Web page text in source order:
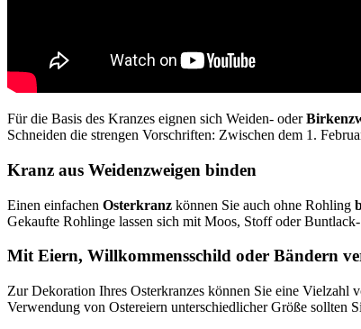
Für die Basis des Kranzes eignen sich Weiden- oder
Schneiden die strengen Vorschriften: Zwischen dem 1.
Kranz aus Weidenzweigen binden
Einen einfachen Osterkranz können Sie auch ohne Rohling
Gekaufte Rohlinge lassen sich mit Moos, Stoff oder
Mit Eiern, Willkommensschild oder Bändern
Zur Dekoration Ihres Osterkranzes können Sie eine Vielzahl
Verwendung von Ostereiern unterschiedlicher Größe sollten